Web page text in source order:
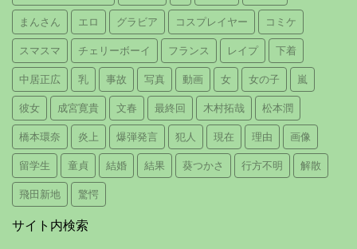
まんさん エロ グラビア コスプレイヤー コミケ
スマスマ チェリーボーイ フランス レイプ 下着
中居正広 乳 事故 写真 動画 女 女の子 嵐
彼女 成宮寛貴 文春 最終回 木村拓哉 松本潤
橋本環奈 炎上 爆弾発言 犯人 現在 理由 画像
留学生 童貞 結婚 結果 葵つかさ 行方不明 解散
飛田新地 驚愕
サイト内検索